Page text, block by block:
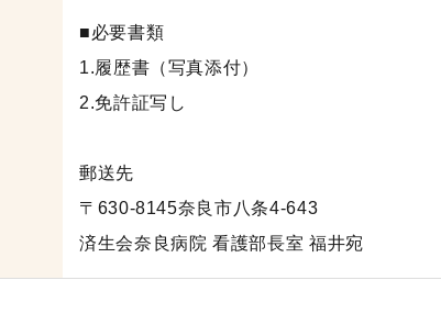
■必要書類
1.履歴書（写真添付）
2.免許証写し
郵送先
〒630-8145奈良市八条4-643
済生会奈良病院 看護部長室 福井宛